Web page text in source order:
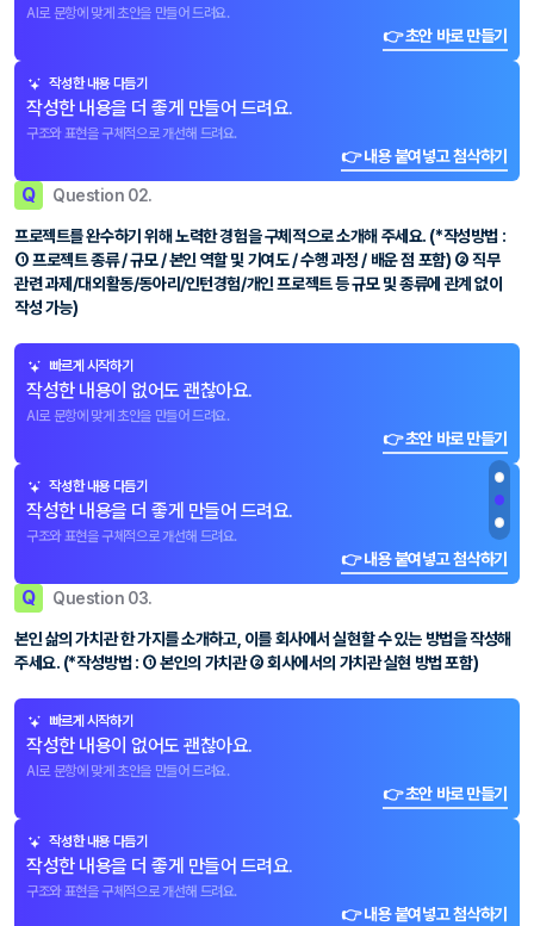
AI로 문항에 맞게 초안을 만들어 드려요.
👉 초안 바로 만들기
작성한 내용 다듬기
작성한 내용을 더 좋게 만들어 드려요.
구조와 표현을 구체적으로 개선해 드려요.
👉 내용 붙여넣고 첨삭하기
Q Question 02.
프로젝트를 완수하기 위해 노력한 경험을 구체적으로 소개해 주세요. (*작성방법 :
① 프로젝트 종류 / 규모 / 본인 역할 및 기여도 / 수행 과정 / 배운 점 포함) ② 직무
관련 과제/대외활동/동아리/인턴경험/개인 프로젝트 등 규모 및 종류에 관계 없이
작성 가능)
빠르게 시작하기
작성한 내용이 없어도 괜찮아요.
AI로 문항에 맞게 초안을 만들어 드려요.
👉 초안 바로 만들기
작성한 내용 다듬기
작성한 내용을 더 좋게 만들어 드려요.
구조와 표현을 구체적으로 개선해 드려요.
👉 내용 붙여넣고 첨삭하기
Q Question 03.
본인 삶의 가치관 한 가지를 소개하고, 이를 회사에서 실현할 수 있는 방법을 작성해
주세요. (*작성방법 : ① 본인의 가치관 ② 회사에서의 가치관 실현 방법 포함)
빠르게 시작하기
작성한 내용이 없어도 괜찮아요.
AI로 문항에 맞게 초안을 만들어 드려요.
👉 초안 바로 만들기
작성한 내용 다듬기
작성한 내용을 더 좋게 만들어 드려요.
구조와 표현을 구체적으로 개선해 드려요.
👉 내용 붙여넣고 첨삭하기